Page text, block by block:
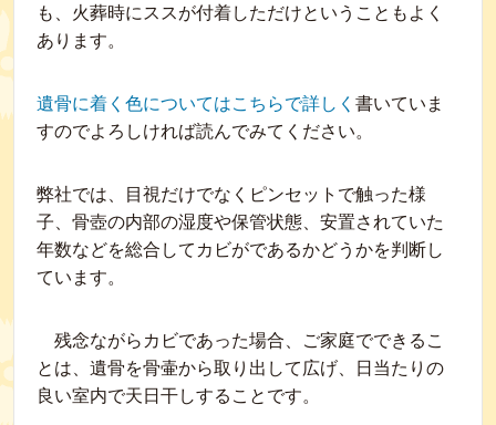
も、火葬時にススが付着しただけということもよく
あります。
遺骨に着く色についてはこちらで詳しく 書いていま
すのでよろしければ読んでみてください。
弊社では、目視だけでなくピンセットで触った様
子、骨壺の内部の湿度や保管状態、安置されていた
年数などを総合してカビがであるかどうかを判断し
ています。
残念ながらカビであった場合、ご家庭でできるこ
とは、遺骨を骨壷から取り出して広げ、日当たりの
良い室内で天日干しすることです。